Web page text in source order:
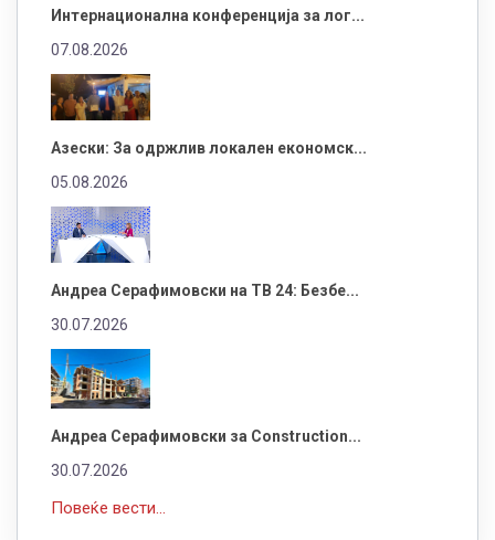
Интернационална конференција за лог...
07.08.2026
Азески: За одржлив локален економск...
05.08.2026
Андреа Серафимовски на ТВ 24: Безбе...
30.07.2026
Андреа Серафимовски за Construction...
30.07.2026
Повеќе вести...